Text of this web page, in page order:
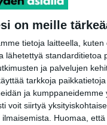
on meille
tietoja laitteella,
lähetettyä standarditietoa
ja palvelujen
tarkkoja
ja kumppaneidemme
voit siirtyä
Huomaa,